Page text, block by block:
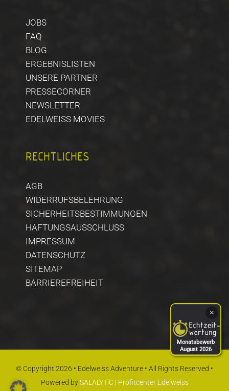
JOBS
FAQ
BLOG
ERGEBNISLISTEN
UNSERE PARTNER
PRESSECORNER
NEWSLETTER
EDELWEISS MOVIES
RECHTLICHES
AGB
WIDERRUFSBELEHRUNG
SICHERHEITSBESTIMMUNGEN
HAFTUNGSAUSSCHLUSS
IMPRESSUM
DATENSCHUTZ
SITEMAP
BARRIEREFREIHEIT
© Copyright 2026 • Edelweiss Adventure • All Rights Reserved •
Powered bySALALYTiC | Profitcenter Edelweiss
×
Monatsbewerb
August 2026